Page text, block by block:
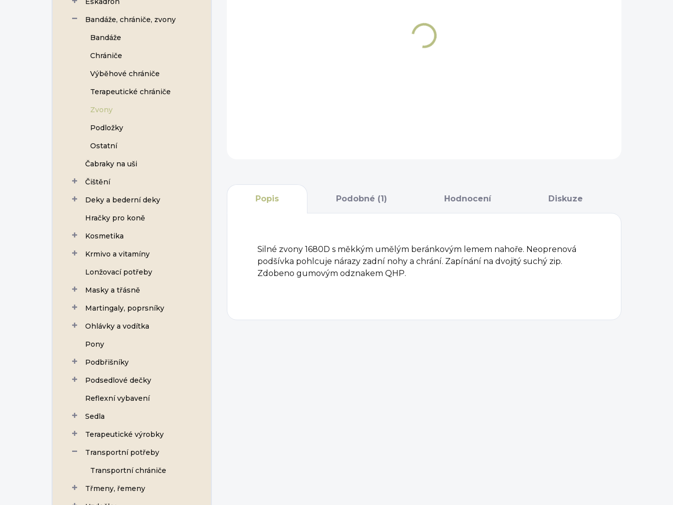
Bandáže, chrániče, zvony
Bandáže
Chrániče
Výběhové chrániče
Terapeutické chrániče
Zvony
Podložky
Ostatní
Čabraky na uši
Čištění
Deky a bederní deky
Hračky pro koně
Kosmetika
Krmivo a vitamíny
Lonžovací potřeby
Masky a třásně
Martingaly, poprsníky
Ohlávky a vodítka
Pony
Podbřišníky
Podsedlové dečky
Reflexní vybavení
Sedla
Terapeutické výrobky
Transportní potřeby
Transportní chrániče
Třmeny, řemeny
Popis Podobné (1) Hodnocení Diskuze
Silné zvony 1680D s měkkým umělým beránkovým lemem nahoře. Neoprenová
podšívka pohlcuje nárazy zadní nohy a chrání. Zapínání na dvojitý suchý zip.
Zdobeno gumovým odznakem QHP.